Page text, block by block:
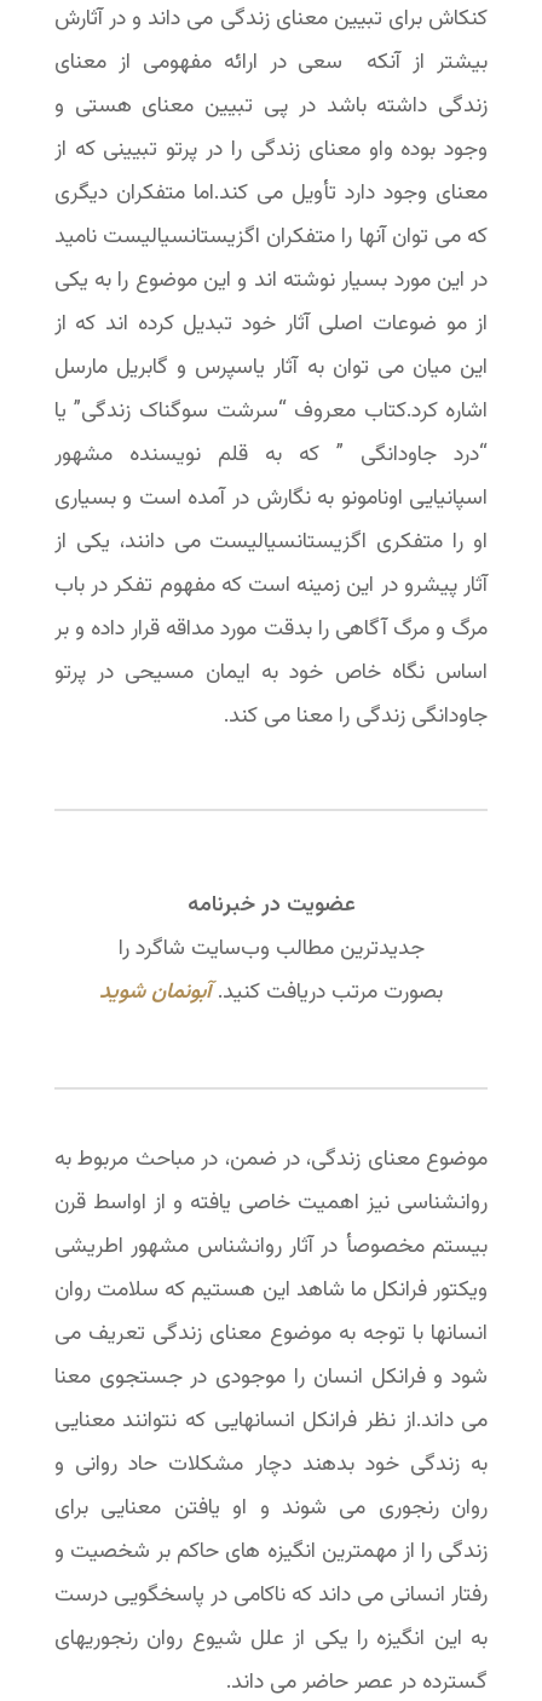
کنکاش برای تبیین معنای زندگی می داند و در آثارش
بیشتر از آنکه سعی در ارائه مفهومی از معنای
زندگی داشته باشد در پی تبیین معنای هستی و
وجود بوده واو معنای زندگی را در پرتو تبیینی که از
معنای وجود دارد تأویل می کند.اما متفکران دیگری
که می توان آنها را متفکران اگزیستانسیالیست نامید
در این مورد بسیار نوشته اند و این موضوع را به یکی
از مو ضوعات اصلی آثار خود تبدیل کرده اند که از
این میان می توان به آثار یاسپرس و گابریل مارسل
اشاره کرد.کتاب معروف “سرشت سوگناک زندگی” یا
“درد جاودانگی ” که به قلم نویسنده مشهور
اسپانیایی اونامونو به نگارش در آمده است و بسیاری
او را متفکری اگزیستانسیالیست می دانند، یکی از
آثار پیشرو در این زمینه است که مفهوم تفکر در باب
مرگ و مرگ آگاهی را بدقت مورد مداقه قرار داده و بر
اساس نگاه خاص خود به ایمان مسیحی در پرتو
جاودانگی زندگی را معنا می کند.
عضویت در خبرنامه
جدیدترین مطالب وب‌سایت شاگرد را
بصورت مرتب دریافت کنید.آبونمان شوید
موضوع معنای زندگی، در ضمن، در مباحث مربوط به
روانشناسی نیز اهمیت خاصی یافته و از اواسط قرن
بیستم مخصوصأ در آثار روانشناس مشهور اطریشی
ویکتور فرانکل ما شاهد این هستیم که سلامت روان
انسانها با توجه به موضوع معنای زندگی تعریف می
شود و فرانکل انسان را موجودی در جستجوی معنا
می داند.از نظر فرانکل انسانهایی که نتوانند معنایی
به زندگی خود بدهند دچار مشکلات حاد روانی و
روان رنجوری می شوند و او یافتن معنایی برای
زندگی را از مهمترین انگیزه های حاکم بر شخصیت و
رفتار انسانی می داند که ناکامی در پاسخگویی درست
به این انگیزه را یکی از علل شیوع روان رنجوریهای
گسترده در عصر حاضر می داند.